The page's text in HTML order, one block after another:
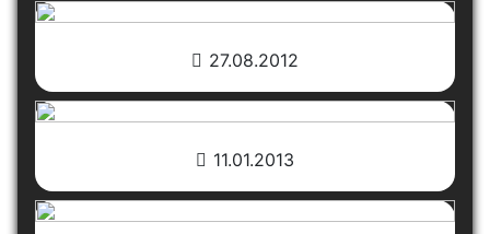
27.08.2012
11.01.2013